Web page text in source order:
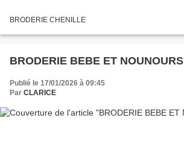
BRODERIE CHENILLE
BRODERIE BEBE ET NOUNOURS
Publié le 17/01/2026 à 09:45
Par CLARICE